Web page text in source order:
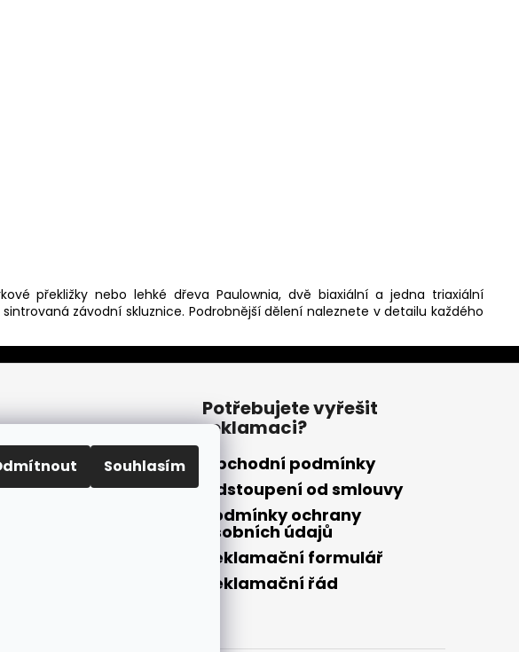
Souhlasím
překližky nebo lehké dřeva Paulownia, dvě biaxiální a jedna triaxiální
závodní skluznice. Podrobnější dělení naleznete v detailu každého
Potřebujete vyřešit
reklamaci?
Obchodní podmínky
Odstoupení od smlouvy
Podmínky ochrany
osobních údajů
Reklamační formulář
Reklamační řád